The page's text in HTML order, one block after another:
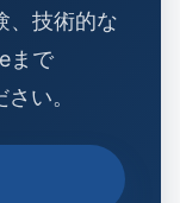
、技術的な
まで
い。